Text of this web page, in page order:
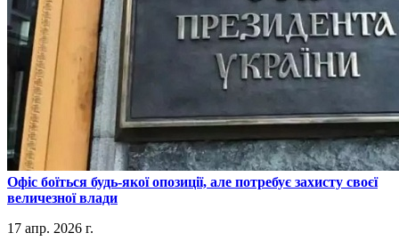
​Офіс боїться будь-якої опозиції, але потребує захисту своєї
величезної влади
17 апр. 2026 г.